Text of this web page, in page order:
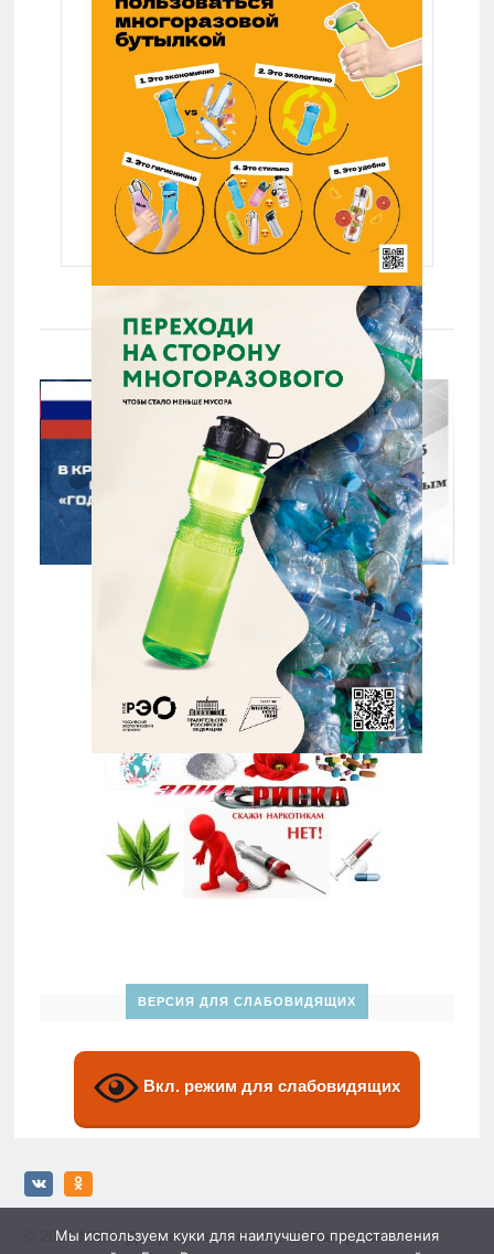
ВЕРСИЯ ДЛЯ СЛАБОВИДЯЩИХ
Вкл. режим для слабовидящих
© 2026 МБУ «Дворец спорта» им. Ю. Гагарина»
Мы используем куки для наилучшего представления